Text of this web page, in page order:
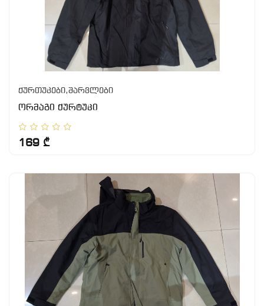
ქურთუკები,შარვლები
ორმაგი ქურტუკი
169 ₾